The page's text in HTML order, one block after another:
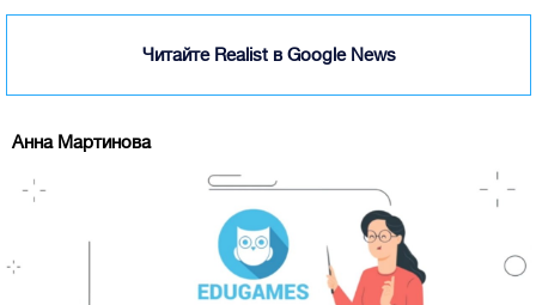
Читайте Realist в Google News
Анна Мартинова